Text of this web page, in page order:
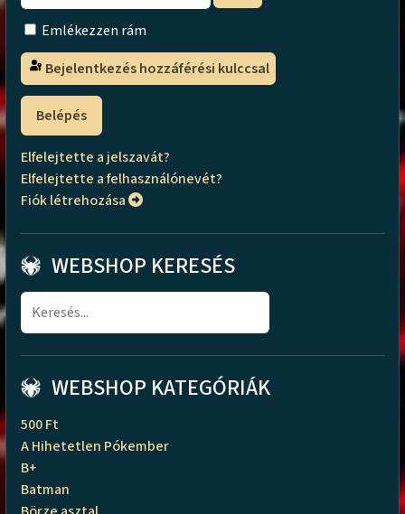
Emlékezzen rám
Bejelentkezés hozzáférési kulccsal
Belépés
Elfelejtette a jelszavát?
Elfelejtette a felhasználónevét?
Fiók létrehozása
WEBSHOP KERESÉS
WEBSHOP KATEGÓRIÁK
500 Ft
A Hihetetlen Pókember
B+
Batman